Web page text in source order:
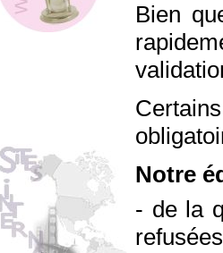
Bien
Notre
- de la
refusées